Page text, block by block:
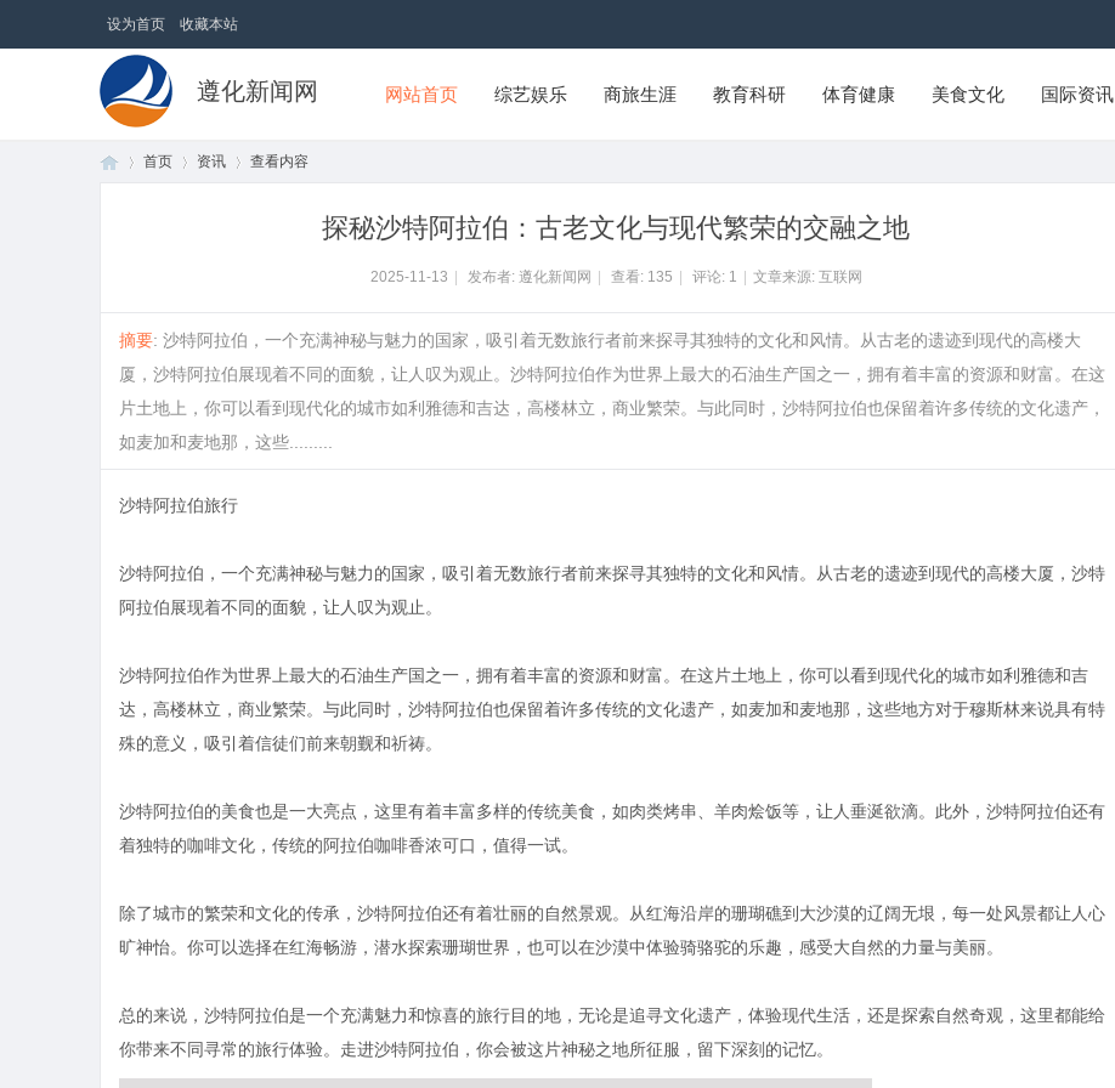
设为首页 收藏本站
遵化新闻网 网站首页 综艺娱乐 商旅生涯 教育科研 体育健康 美食文化 国际资讯
首页 资讯 查看内容
探秘沙特阿拉伯：古老文化与现代繁荣的交融之地
2025-11-13 发布者: 遵化新闻网 查看: 135 评论: 1 文章来源: 互联网
摘要: 沙特阿拉伯，一个充满神秘与魅力的国家，吸引着无数旅行者前来探寻其独特的文化和风情。从古老的遗迹到现代的高楼大
厦，沙特阿拉伯展现着不同的面貌，让人叹为观止。沙特阿拉伯作为世界上最大的石油生产国之一，拥有着丰富的资源和财富。在这
片土地上，你可以看到现代化的城市如利雅德和吉达，高楼林立，商业繁荣。与此同时，沙特阿拉伯也保留着许多传统的文化遗产，
如麦加和麦地那，这些.........
沙特阿拉伯旅行
沙特阿拉伯，一个充满神秘与魅力的国家，吸引着无数旅行者前来探寻其独特的文化和风情。从古老的遗迹到现代的高楼大厦，沙特
阿拉伯展现着不同的面貌，让人叹为观止。
沙特阿拉伯作为世界上最大的石油生产国之一，拥有着丰富的资源和财富。在这片土地上，你可以看到现代化的城市如利雅德和吉
达，高楼林立，商业繁荣。与此同时，沙特阿拉伯也保留着许多传统的文化遗产，如麦加和麦地那，这些地方对于穆斯林来说具有特
殊的意义，吸引着信徒们前来朝觐和祈祷。
沙特阿拉伯的美食也是一大亮点，这里有着丰富多样的传统美食，如肉类烤串、羊肉烩饭等，让人垂涎欲滴。此外，沙特阿拉伯还有
着独特的咖啡文化，传统的阿拉伯咖啡香浓可口，值得一试。
除了城市的繁荣和文化的传承，沙特阿拉伯还有着壮丽的自然景观。从红海沿岸的珊瑚礁到大沙漠的辽阔无垠，每一处风景都让人心
旷神怡。你可以选择在红海畅游，潜水探索珊瑚世界，也可以在沙漠中体验骑骆驼的乐趣，感受大自然的力量与美丽。
总的来说，沙特阿拉伯是一个充满魅力和惊喜的旅行目的地，无论是追寻文化遗产，体验现代生活，还是探索自然奇观，这里都能给
你带来不同寻常的旅行体验。走进沙特阿拉伯，你会被这片神秘之地所征服，留下深刻的记忆。